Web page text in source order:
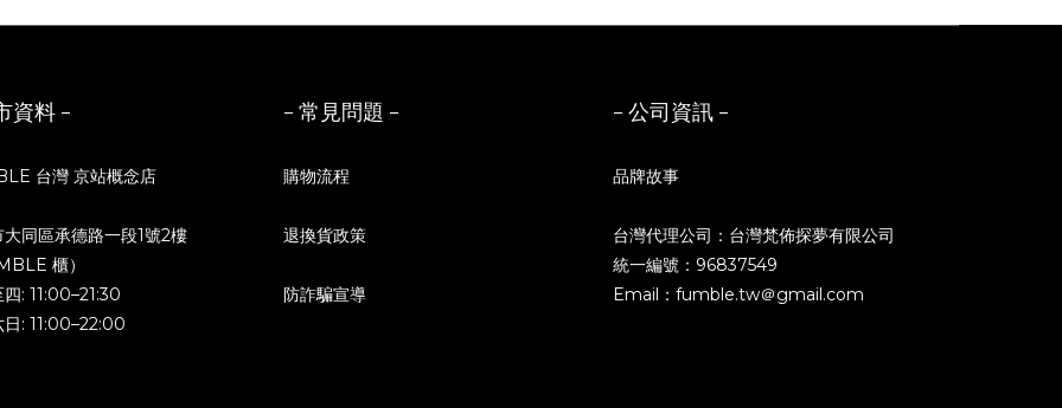
資料 -
台灣 京站概念店
同區承德路一段1號2樓
櫃）
: 11:00–21:30
日: 11:00–22:00
- 常見問題 -
購物流程
退換貨政策
防詐騙宣導
- 公司資訊 -
品牌故事
台灣代理公司：台灣梵佈探夢有限公司
統一編號：96837549
Email：fumble.tw＠gmail.com